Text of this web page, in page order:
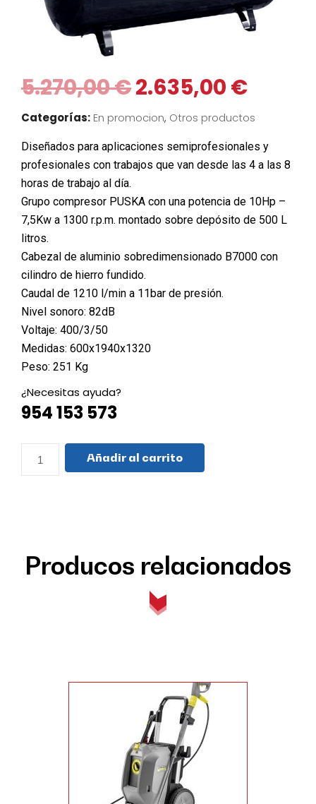
5.270,00€2.635,00€
Categorías: En promocion, Otros productos
Diseñados para aplicaciones semiprofesionales y
profesionales con trabajos que van desde las 4 a las 8
horas de trabajo al día.
Grupo compresor PUSKA con una potencia de 10Hp –
7,5Kw a 1300 r.p.m. montado sobre depósito de 500 L
litros.
Cabezal de aluminio sobredimensionado B7000 con
cilindro de hierro fundido.
Caudal de 1210 l/min a 11bar de presión.
Nivel sonoro: 82dB
Voltaje: 400/3/50
Medidas: 600x1940x1320
Peso: 251 Kg
¿Necesitas ayuda?
954 153 573
Añadir al carrito
Producos relacionados